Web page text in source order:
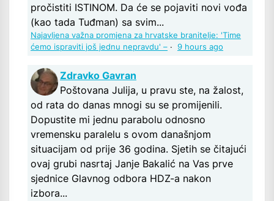
pročistiti ISTINOM. Da će se pojaviti novi vođa
(kao tada Tuđman) sa svim...
Najavljena važna promjena za hrvatske branitelje: 'Time
ćemo ispraviti još jednu nepravdu' – · 9 hours ago
Zdravko Gavran
Poštovana Julija, u pravu ste, na žalost,
od rata do danas mnogi su se promijenili.
Dopustite mi jednu parabolu odnosno
vremensku paralelu s ovom današnjom
situacijam od prije 36 godina. Sjetih se čitajući
ovaj grubi nasrtaj Janje Bakalić na Vas prve
sjednice Glavnog odbora HDZ-a nakon
izbora...